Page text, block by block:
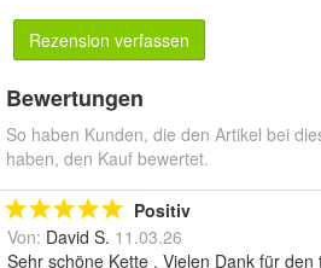
Rezension verfassen
Bewertungen
So haben Kunden, die den Artikel bei
haben, den Kauf bewertet.
Positiv
Von: David S. 11.03.26
Sehr schöne Kette . Vielen Dank für den